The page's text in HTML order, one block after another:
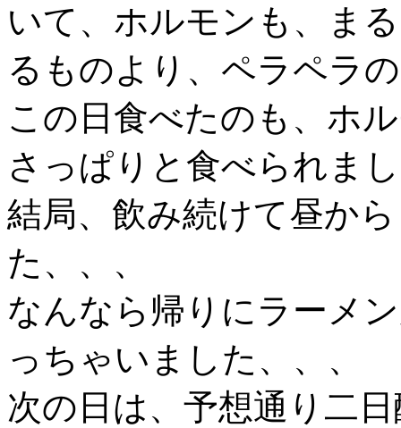
いて、ホルモンも、ま
るものより、ペラペラ
この日食べたのも、ホ
さっぱりと食べられま
結局、飲み続けて昼か
た、、、
なんなら帰りにラーメ
っちゃいました、、、
次の日は、予想通り二